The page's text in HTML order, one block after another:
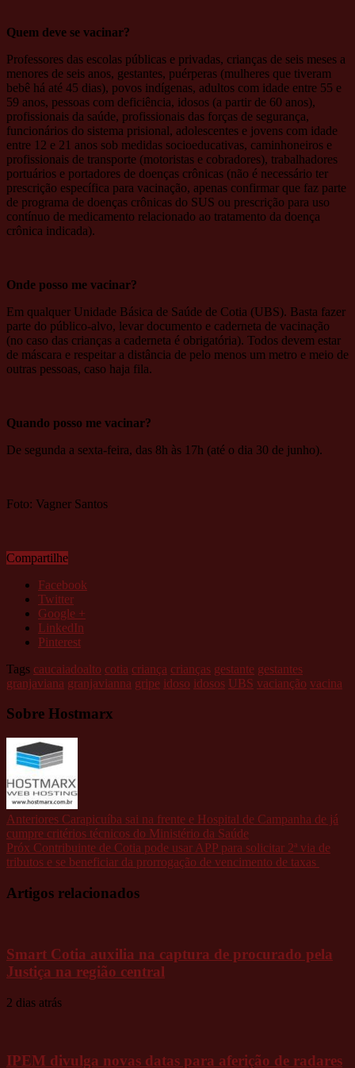
Quem deve se vacinar?
Professores das escolas públicas e privadas, crianças de seis meses a
menores de seis anos, gestantes, puérperas (mulheres que tiveram
bebê há até 45 dias), povos indígenas, adultos com idade entre 55 e
59 anos, pessoas com deficiência, idosos (a partir de 60 anos),
profissionais da saúde, profissionais das forças de segurança,
funcionários do sistema prisional, adolescentes e jovens com idade
entre 12 e 21 anos sob medidas socioeducativas, caminhoneiros e
profissionais de transporte (motoristas e cobradores), trabalhadores
portuários e portadores de doenças crônicas (não é necessário ter
prescrição específica para vacinação, apenas confirmar que faz parte
de programa de doenças crônicas do SUS ou prescrição para uso
contínuo de medicamento relacionado ao tratamento da doença
crônica indicada).
Onde posso me vacinar?
Em qualquer Unidade Básica de Saúde de Cotia (UBS). Basta fazer
parte do público-alvo, levar documento e caderneta de vacinação
(no caso das crianças a caderneta é obrigatória). Todos devem estar
de máscara e respeitar a distância de pelo menos um metro e meio de
outras pessoas, caso haja fila.
Quando posso me vacinar?
De segunda a sexta-feira, das 8h às 17h (até o dia 30 de junho).
Foto: Vagner Santos
Compartilhe
Facebook
Twitter
Google +
LinkedIn
Pinterest
Tags caucaiadoalto cotia criança crianças gestante gestantes
granjaviana granjavianna gripe idoso idosos UBS vacianção vacina
Sobre Hostmarx
Anteriores Carapicuíba sai na frente e Hospital de Campanha de já
cumpre critérios técnicos do Ministério da Saúde
Próx Contribuinte de Cotia pode usar APP para solicitar 2ª via de
tributos e se beneficiar da prorrogação de vencimento de taxas
Artigos relacionados
Smart Cotia auxilia na captura de procurado pela
Justiça na região central
2 dias atrás
IPEM divulga novas datas para aferição de radares